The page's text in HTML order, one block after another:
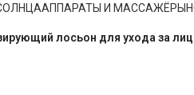
АППАРАТЫ И МАССАЖЁРЫ
лосьон для ухода за